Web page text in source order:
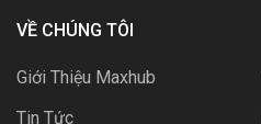
VỀ CHÚNG TÔI
Giới Thiệu Maxhub
Tin Tức